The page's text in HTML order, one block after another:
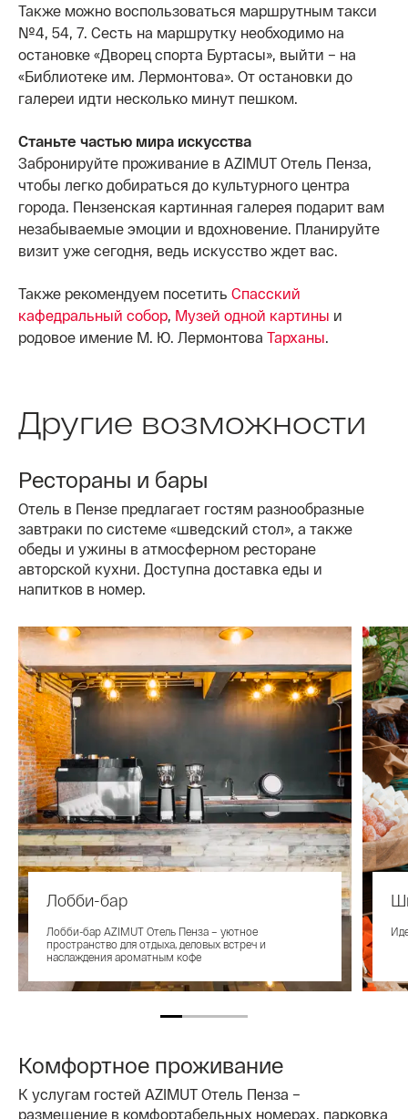
Также можно воспользоваться маршрутным такси
№4, 54, 7. Сесть на маршрутку необходимо на
остановке «Дворец спорта Буртасы», выйти – на
«Библиотеке им. Лермонтова». От остановки до
галереи идти несколько минут пешком.
Станьте частью мира искусства
Забронируйте проживание в AZIMUT Отель Пенза,
чтобы легко добираться до культурного центра
города. Пензенская картинная галерея подарит вам
незабываемые эмоции и вдохновение. Планируйте
визит уже сегодня, ведь искусство ждет вас.
Также рекомендуем посетить Спасский
кафедральный собор, Музей одной картины и
родовое имение М. Ю. Лермонтова Тарханы.
Другие возможности
Рестораны и бары
Отель в Пензе предлагает гостям разнообразные
завтраки по системе «шведский стол», а также
обеды и ужины в атмосферном ресторане
авторской кухни. Доступна доставка еды и
напитков в номер.
Лобби-бар
Лобби-бар AZIMUT Отель Пенза – уютное
пространство для отдыха, деловых встреч и
наслаждения ароматным кофе
Комфортное проживание
К услугам гостей AZIMUT Отель Пенза –
размещение в комфортабельных номерах, парковка